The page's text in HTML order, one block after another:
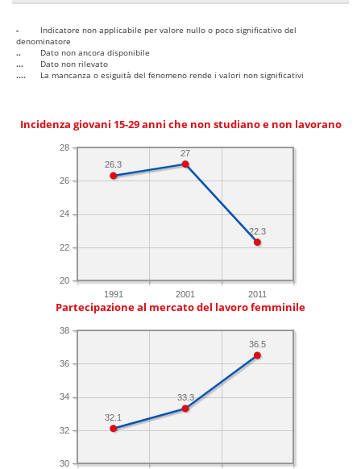
-
Indicatore non applicabile per valore nullo o poco significativo del
denominatore
..
Dato non ancora disponibile
...
Dato non rilevato
....
La mancanza o esiguità del fenomeno rende i valori non significativi
Incidenza giovani 15-29 anni che non studiano e non lavorano
1991 2001 2011
20
22
24
26
28
22.3
27
26.3
Partecipazione al mercato del lavoro femminile
30
32
34
36
38
36.5
33.3
32.1